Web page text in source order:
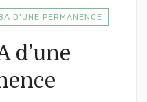
D'UNE PERMANENCE
d’une